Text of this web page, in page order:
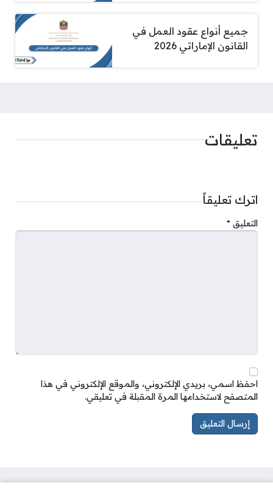
جميع أنواع عقود العمل في
القانون الإماراتي 2026
تعليقات
اترك تعليقاً
التعليق *
احفظ اسمي، بريدي الإلكتروني، والموقع الإلكتروني في هذا
المتصفح لاستخدامها المرة المقبلة في تعليقي.